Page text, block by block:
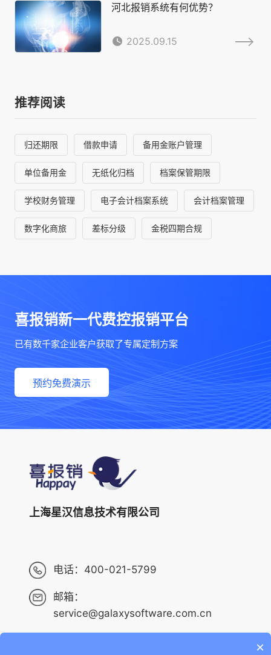
河北报销系统有何优势？
2025.09.15
推荐阅读
归还期限 借款申请 备用金账户管理
单位备用金 无纸化归档 档案保管期限
学校财务管理 电子会计档案系统 会计档案管理
数字化商旅 差标分级 金税四期合规
喜报销新一代费控报销平台
已有数千家企业客户获取了专属定制方案
预约免费演示
上海星汉信息技术有限公司
电话： 400-021-5799
邮箱：
service@galaxysoftware.com.cn
×